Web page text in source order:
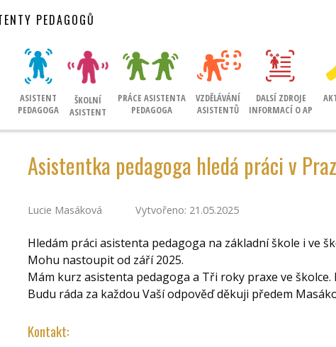
PEDAGOGŮ
ASISTENT
PEDAGOGA
ŠKOLNÍ
ASISTENT
PRÁCE ASISTENTA
PEDAGOGA
VZDĚLÁVÁNÍ
ASISTENTŮ
DALSÍ ZDROJE
INFORMACÍ O AP
Asistentka pedagoga hledá práci v
Lucie Masáková Vytvořeno: 21.05.2025
Hledám práci asistenta pedagoga na základní škole i ve
Mohu nastoupit od září 2025.
Mám kurz asistenta pedagoga a Tři roky praxe ve školce.
Budu ráda za každou Vaší odpověď děkuji předem
Kontakt: